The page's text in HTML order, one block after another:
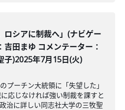
ロシアに制裁へ」(ナビゲー
吉田まゆ コメンテーター：
子)2025年7月15日(火)
プーチン大統領に「失望した」
応じなければ強い制裁を課すと
治に詳しい同志社大学の三牧聖